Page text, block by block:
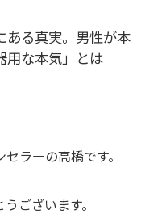
ある真実。男性が本
用な本気」とは
ラーの高橋です。
ございます。